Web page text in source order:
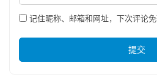
记住昵称、邮箱和网址，下次评论
提交